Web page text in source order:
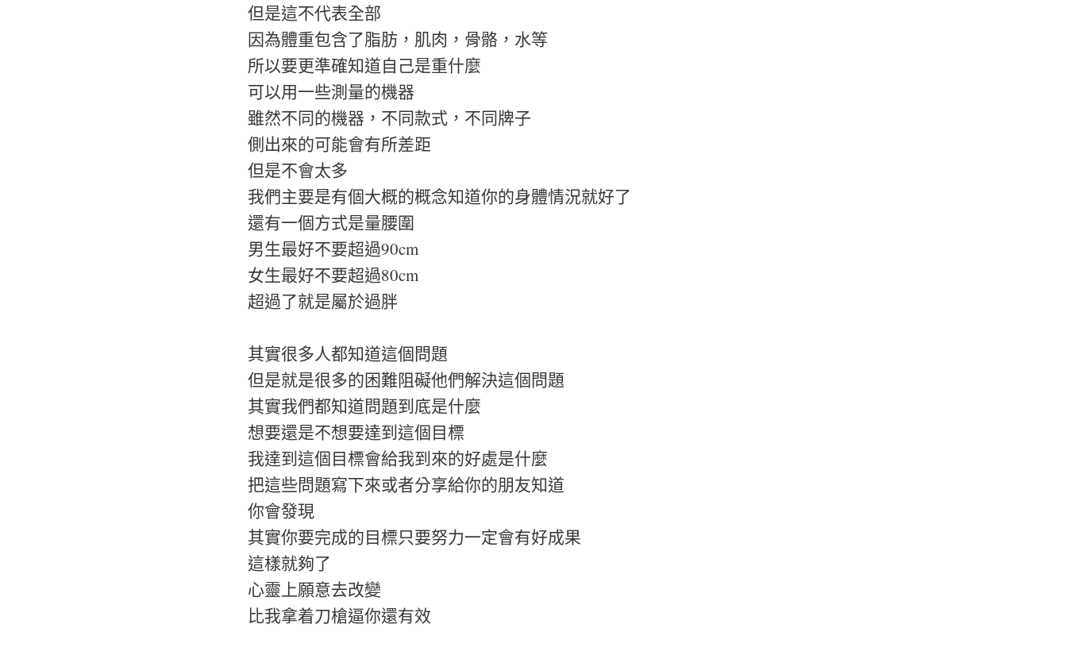
但是這不代表全部
因為體重包含了脂肪，肌肉，骨骼，水等
所以要更準確知道自己是重什麼
可以用一些測量的機器
雖然不同的機器，不同款式，不同牌子
側出來的可能會有所差距
但是不會太多
我們主要是有個大概的概念知道你的身體情況就好了
還有一個方式是量腰圍
男生最好不要超過90cm
女生最好不要超過80cm
超過了就是屬於過胖
其實很多人都知道這個問題
但是就是很多的困難阻礙他們解決這個問題
其實我們都知道問題到底是什麼
想要還是不想要達到這個目標
我達到這個目標會給我到來的好處是什麼
把這些問題寫下來或者分享給你的朋友知道
你會發現
其實你要完成的目標只要努力一定會有好成果
這樣就夠了
心靈上願意去改變
比我拿着刀槍逼你還有效